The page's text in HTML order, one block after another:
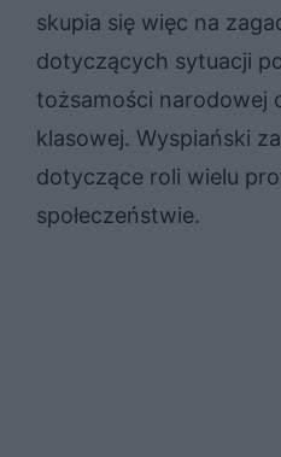
skupia się więc na
dotyczących sytuacji
tożsamości narodowej
klasowej. Wyspiański
dotyczące roli wielu
społeczeństwie.